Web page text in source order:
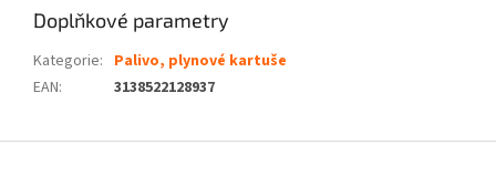
Doplňkové parametry
Kategorie: Palivo, plynové kartuše
EAN: 3138522128937